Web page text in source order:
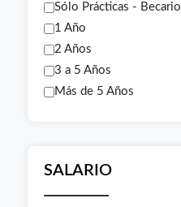
Sólo Prácticas - Becario
1 Año
2 Años
3 a 5 Años
Más de 5 Años
SALARIO